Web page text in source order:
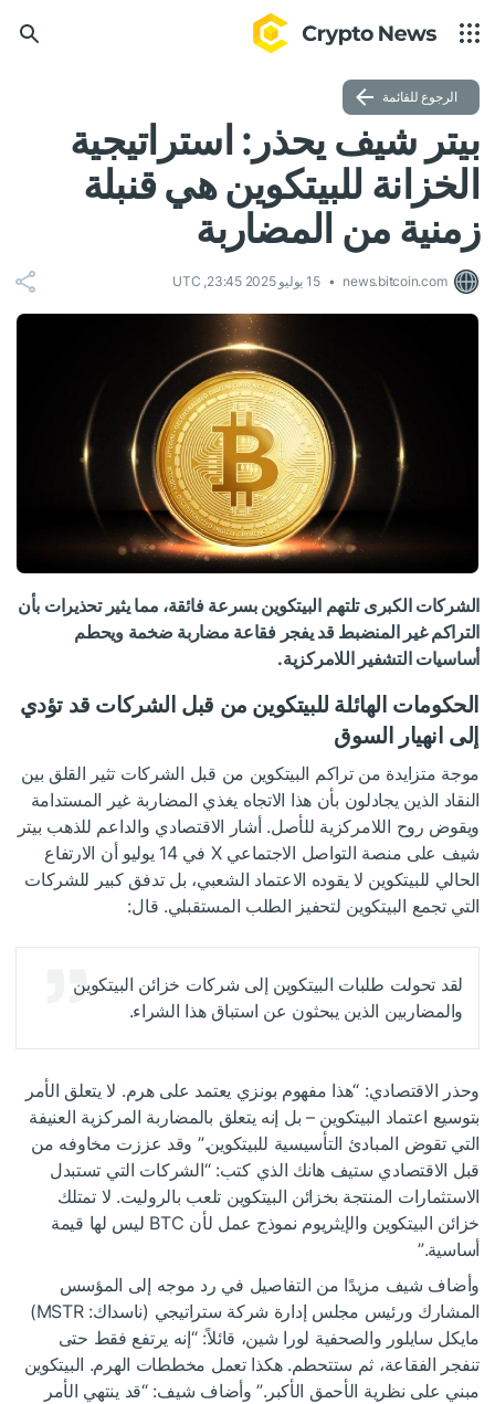
الرجوع للقائمة
بيتر شيف يحذر: استراتيجية
الخزانة للبيتكوين هي قنبلة
زمنية من المضاربة
news.bitcoin.com 15 يوليو 2025 23:45, UTC
الشركات الكبرى تلتهم البيتكوين بسرعة فائقة، مما يثير تحذيرات بأن
التراكم غير المنضبط قد يفجر فقاعة مضاربة ضخمة ويحطم
أساسيات التشفير اللامركزية.
الحكومات الهائلة للبيتكوين من قبل الشركات قد تؤدي
إلى انهيار السوق
موجة متزايدة من تراكم البيتكوين من قبل الشركات تثير القلق بين
النقاد الذين يجادلون بأن هذا الاتجاه يغذي المضاربة غير المستدامة
ويقوض روح اللامركزية للأصل. أشار الاقتصادي والداعم للذهب بيتر
شيف على منصة التواصل الاجتماعي X في 14 يوليو أن الارتفاع
الحالي للبيتكوين لا يقوده الاعتماد الشعبي، بل تدفق كبير للشركات
التي تجمع البيتكوين لتحفيز الطلب المستقبلي. قال:
لقد تحولت طلبات البيتكوين إلى شركات خزائن البيتكوين
والمضاربين الذين يبحثون عن استباق هذا الشراء.
وحذر الاقتصادي: “هذا مفهوم بونزي يعتمد على هرم. لا يتعلق الأمر
بتوسيع اعتماد البيتكوين – بل إنه يتعلق بالمضاربة المركزية العنيفة
التي تقوض المبادئ التأسيسية للبيتكوين.” وقد عززت مخاوفه من
قبل الاقتصادي ستيف هانك الذي كتب: “الشركات التي تستبدل
الاستثمارات المنتجة بخزائن البيتكوين تلعب بالروليت. لا تمتلك
خزائن البيتكوين والإيثريوم نموذج عمل لأن BTC ليس لها قيمة
أساسية.”
وأضاف شيف مزيدًا من التفاصيل في رد موجه إلى المؤسس
المشارك ورئيس مجلس إدارة شركة ستراتيجي (ناسداك: MSTR)
مايكل سايلور والصحفية لورا شين، قائلاً: “إنه يرتفع فقط حتى
تنفجر الفقاعة، ثم ستتحطم. هكذا تعمل مخططات الهرم. البيتكوين
مبني على نظرية الأحمق الأكبر.” وأضاف شيف: “قد ينتهي الأمر